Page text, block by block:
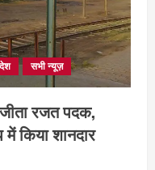
सभी न्यूज़
रजत पदक,
किया शानदार